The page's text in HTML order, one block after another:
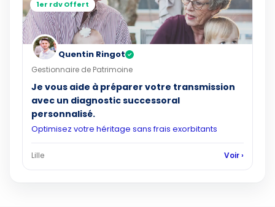
1er rdv Offert
Quentin Ringot ✓
Gestionnaire de Patrimoine
Je vous aide à préparer votre transmission
avec un diagnostic successoral
personnalisé.
Optimisez votre héritage sans frais exorbitants
Lille Voir ›